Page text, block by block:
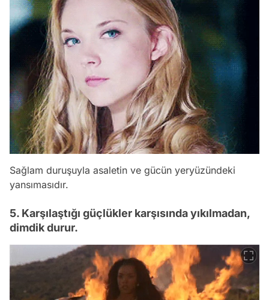
Sağlam duruşuyla asaletin ve gücün yeryüzündeki
yansımasıdır.
5. Karşılaştığı güçlükler karşısında yıkılmadan,
dimdik durur.